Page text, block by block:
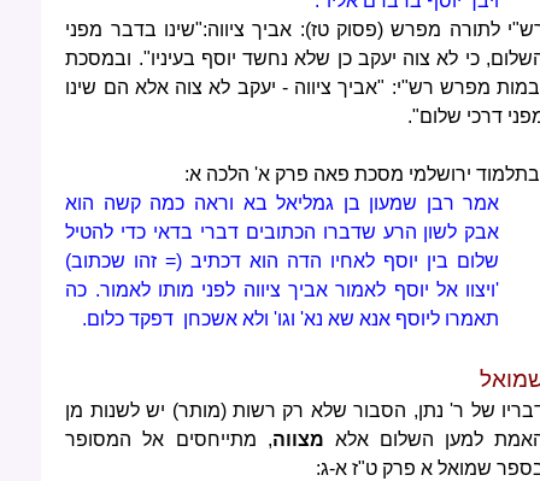
לתורה מפרש (פסוק טז): אביך ציווה:"שינו בדבר מפני
כי לא צוה יעקב כן שלא נחשד יוסף בעיניו". ובמסכת
מפרש רש"י: "אביך ציווה - יעקב לא צוה אלא הם שינו
דרכי שלום".
ירושלמי מסכת פאה פרק א' הלכה א:
אמר רבן שמעון בן גמליאל בא וראה כמה קשה הוא
אבק לשון הרע שדברו הכתובים דברי בדאי כדי להטיל
שלום בין יוסף לאחיו הדה הוא דכתיב (= זהו שכתוב)
'ויצוו אל יוסף לאמור אביך ציווה לפני מותו לאמור. כה
תאמרו ליוסף אנא שא נא' וגו' ולא אשכחן דפקד כלום.
של ר' נתן, הסבור שלא רק רשות (מותר) יש לשנות מן
למען השלום אלא מצווה, מתייחסים אל המסופר
שמואל א פרק ט"ז א-ג: